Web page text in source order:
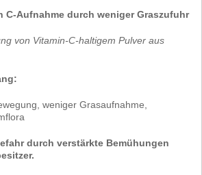
C-Aufnahme durch weniger Graszufuhr
von Vitamin-C-haltigem Pulver aus
weniger Grasaufnahme,
durch verstärkte Bemühungen